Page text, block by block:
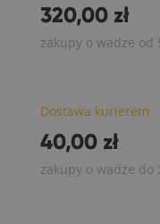
320,00 zł
zakupy o wadze od
Dostawa kurierem
40,00 zł
zakupy o wadze do